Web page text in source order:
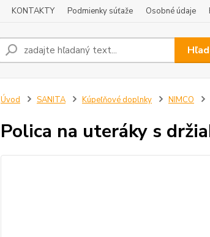
KONTAKTY Podmienky súťaže Osobné údaje
Úvod SANITA Kúpeľňové doplnky NIMCO
Polica na uteráky s